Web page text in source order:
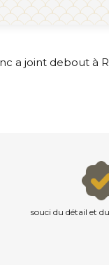
a joint debout à
souci du détail et